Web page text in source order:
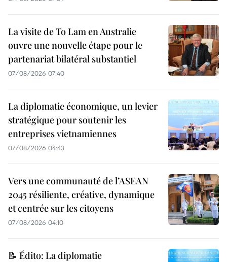
La visite de To Lam en Australie
ouvre une nouvelle étape pour le
partenariat bilatéral substantiel
07/08/2026 07:40
La diplomatie économique, un levier
stratégique pour soutenir les
entreprises vietnamiennes
07/08/2026 04:43
Vers une communauté de l’ASEAN
2045 résiliente, créative, dynamique
et centrée sur les citoyens
07/08/2026 04:10
📝 Édito: La diplomatie